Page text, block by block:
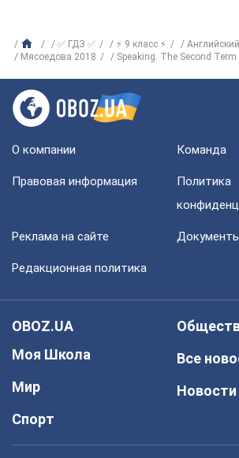
✅ ГДЗ ✅ ⚡ 9 класс ⚡
Мясоедова 2018
Speaking. The Second Term
О компании Команда
Правовая информация
Политика
Реклама на сайте
Редакционная политика
OBOZ.UA
Моя Школа
Мир
Спорт
Все
Новости